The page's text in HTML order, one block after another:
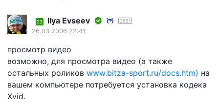
23 Ilyа Еvsееv 2821
26.03.2006 22:41
просмотр видео
возможно, для просмотра видео (а также
остальных роликов www.bitza-sport.ru/docs.htm) на
вашем компьютере потребуется установка кодека
Xvid.